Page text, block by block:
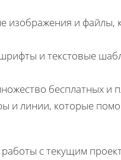
изображения и файлы,
и текстовые
бесплатных и
и линии, которые
с текущим